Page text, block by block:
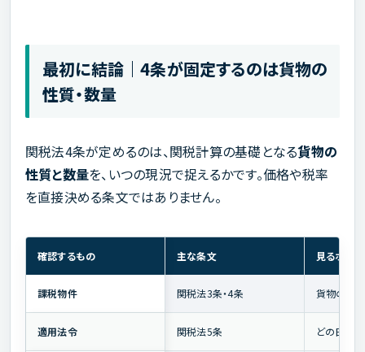
最初に結論｜4条が固定するのは貨物の
性質・数量
関税法4条が定めるのは、関税計算の基礎となる貨物の
性質と数量を、いつの現況で捉えるかです。価格や税率
を直接決める条文ではありません。
確認するもの 主な条文 見るポイン
課税物件 関税法3条・4条 貨物の性
適用法令 関税法5条 どの日に